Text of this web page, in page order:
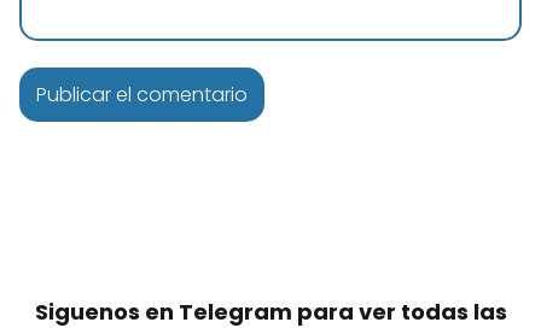
Siguenos en Telegram para ver todas las